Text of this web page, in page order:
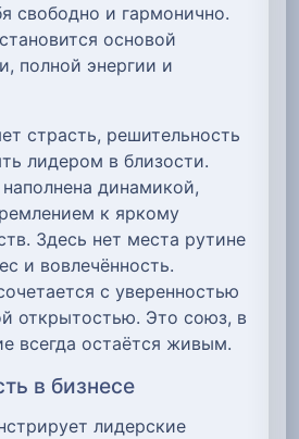
свободно и гармонично.
основой
полной энергии и
страсть, решительность
лидером в близости.
динамикой,
к яркому
Здесь нет места рутине
и вовлечённость.
с уверенностью
открытостью. Это союз, в
всегда остаётся живым.
в бизнесе
лидерские